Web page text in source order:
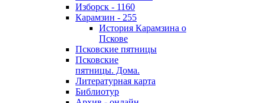
Изборск - 1160
Карамзин - 255
История Карамзина о
Пскове
Псковские пятницы
Псковские
пятницы. Дома.
Литературная карта
Библиотур